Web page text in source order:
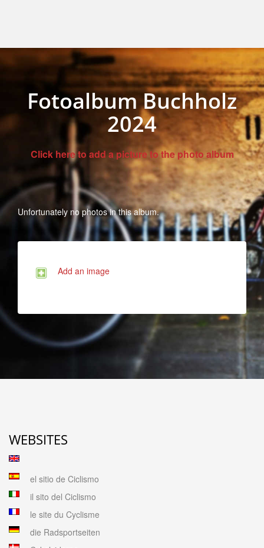
Fotoalbum Buchholz
2024
Click here to add a picture to the photo album
Unfortunately no photos in this album.
Add an image
WEBSITES
el sitio de Ciclismo
il sito del Ciclismo
le site du Cyclisme
die Radsportseiten